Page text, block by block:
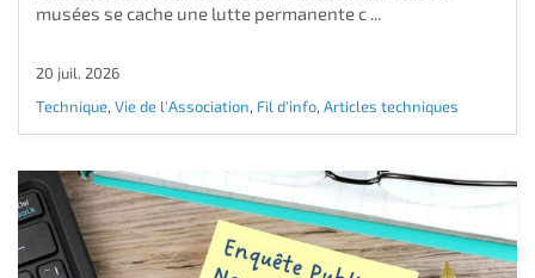
musées se cache une lutte permanente c ...
20 juil. 2026
Technique, Vie de l'Association, Fil d'info, Articles techniques